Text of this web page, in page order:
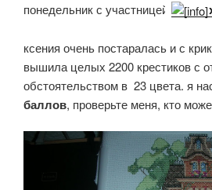
понедельник с участницей
ксения очень постаралась и с
вышила целых 2200 крестиков с
обстоятельством в 23 цвета. я
баллов, проверьте меня, кто